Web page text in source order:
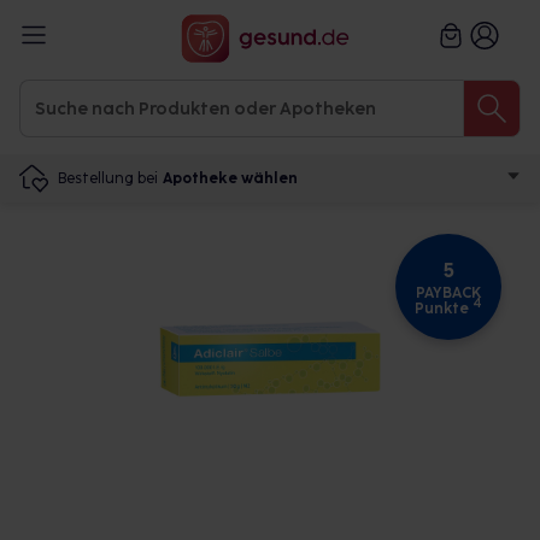
Bestellung bei Apotheke wählen
5
PAYBACK
Punkte 4